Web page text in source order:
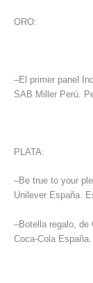
ORO:
–El primer panel
SAB Miller Perú.
PLATA:
–Be true to your
Unilever España.
–Botella regalo, de
Coca-Cola